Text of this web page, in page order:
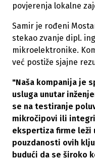
povjerenja lokalne
Samir je rođeni
stekao zvanje dipl.
mikroelektronike.
već postiže sjajne
"Naša kompanija je
usluga unutar
se na testiranje
mikročipovi ili
ekspertiza firme leži
pouzdanosti ovih
budući da se široko